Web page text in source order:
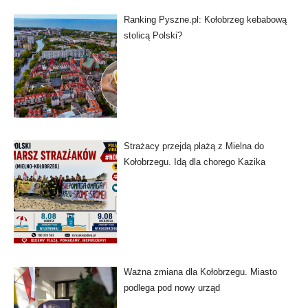
Ranking Pyszne.pl: Kołobrzeg kebabową
stolicą Polski?
Strażacy przejdą plażą z Mielna do
Kołobrzegu. Idą dla chorego Kazika
Ważna zmiana dla Kołobrzegu. Miasto
podlega pod nowy urząd